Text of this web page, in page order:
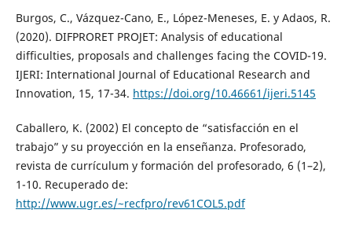
Burgos, C., Vázquez-Cano, E., López-Meneses, E. y Adaos, R.
(2020). DIFPRORET PROJET: Analysis of educational
difficulties, proposals and challenges facing the COVID-19.
IJERI: International Journal of Educational Research and
Innovation, 15, 17-34. https://doi.org/10.46661/ijeri.5145
Caballero, K. (2002) El concepto de “satisfacción en el
trabajo” y su proyección en la enseñanza. Profesorado,
revista de currículum y formación del profesorado, 6 (1–2),
1-10. Recuperado de:
http://www.ugr.es/~recfpro/rev61COL5.pdf